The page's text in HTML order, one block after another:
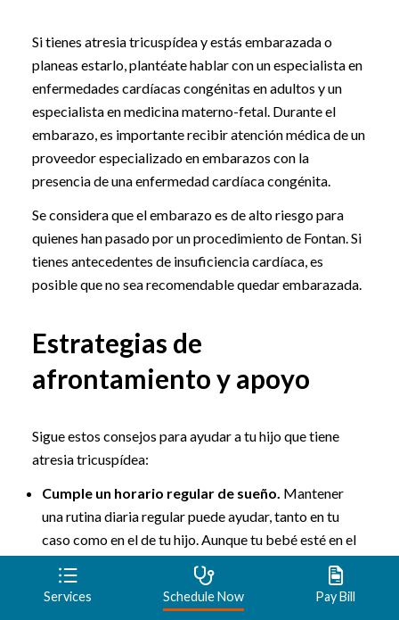
Si tienes atresia tricuspídea y estás embarazada o
planeas estarlo, plantéate hablar con un especialista en
enfermedades cardíacas congénitas en adultos y un
especialista en medicina materno-fetal. Durante el
embarazo, es importante recibir atención médica de un
proveedor especializado en embarazos con la
presencia de una enfermedad cardíaca congénita.
Se considera que el embarazo es de alto riesgo para
quienes han pasado por un procedimiento de Fontan. Si
tienes antecedentes de insuficiencia cardíaca, es
posible que no sea recomendable quedar embarazada.
Estrategias de
afrontamiento y apoyo
Sigue estos consejos para ayudar a tu hijo que tiene
atresia tricuspídea:
Cumple un horario regular de sueño. Mantener
una rutina diaria regular puede ayudar, tanto en tu
caso como en el de tu hijo. Aunque tu bebé esté en el
hospital, intenta pasar todo el tiempo que puedas
con él. Incluye a tus otros hijos, en la medida de lo
posible. La unión familiar es importante para el
Services Schedule Now Pay Bill